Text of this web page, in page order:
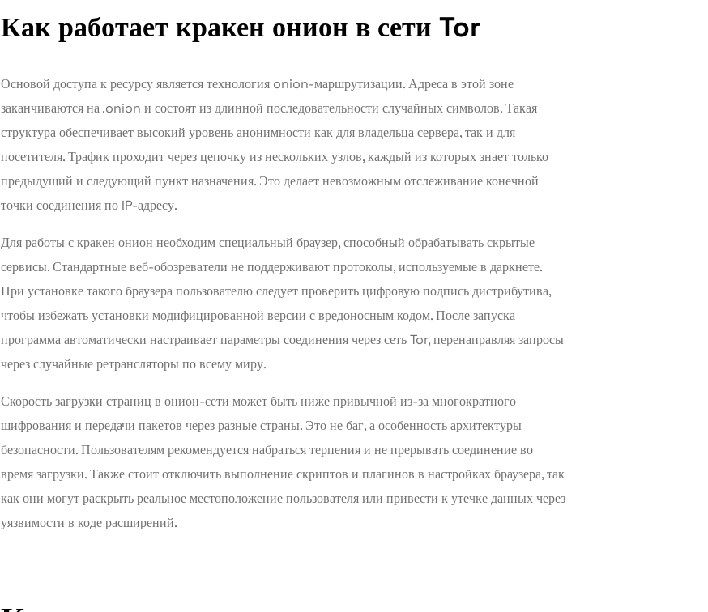
Как работает кракен онион в сети Tor
Основой доступа к ресурсу является технология onion-маршрутизации. Адреса в этой зоне
заканчиваются на .onion и состоят из длинной последовательности случайных символов. Такая
структура обеспечивает высокий уровень анонимности как для владельца сервера, так и для
посетителя. Трафик проходит через цепочку из нескольких узлов, каждый из которых знает только
предыдущий и следующий пункт назначения. Это делает невозможным отслеживание конечной
точки соединения по IP-адресу.
Для работы с кракен онион необходим специальный браузер, способный обрабатывать скрытые
сервисы. Стандартные веб-обозреватели не поддерживают протоколы, используемые в даркнете.
При установке такого браузера пользователю следует проверить цифровую подпись дистрибутива,
чтобы избежать установки модифицированной версии с вредоносным кодом. После запуска
программа автоматически настраивает параметры соединения через сеть Tor, перенаправляя запросы
через случайные ретрансляторы по всему миру.
Скорость загрузки страниц в онион-сети может быть ниже привычной из-за многократного
шифрования и передачи пакетов через разные страны. Это не баг, а особенность архитектуры
безопасности. Пользователям рекомендуется набраться терпения и не прерывать соединение во
время загрузки. Также стоит отключить выполнение скриптов и плагинов в настройках браузера, так
как они могут раскрыть реальное местоположение пользователя или привести к утечке данных через
уязвимости в коде расширений.